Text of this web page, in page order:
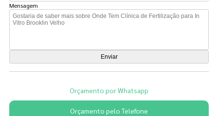
Mensagem
Orçamento por Whatsapp
Orçamento pelo Telefone